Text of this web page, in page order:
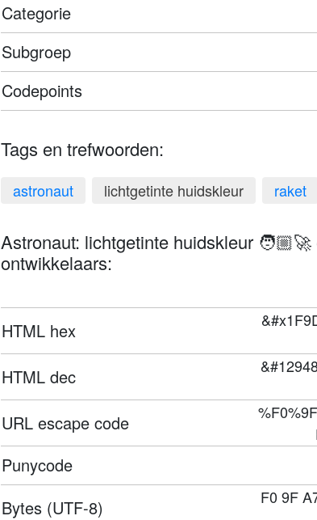
Categorie
Subgroep
Codepoints
Tags en trefwoorden:
astronaut lichtgetinte huidskleur raket
Astronaut: lichtgetinte huidskleur
ontwikkelaars:
HTML hex
HTML dec
URL escape code
Punycode
Bytes (UTF-8)
F0 9F